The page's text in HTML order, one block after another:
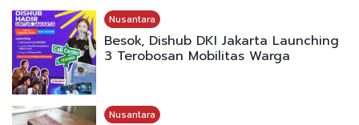
Nusantara
Besok, Dishub DKI Jakarta Launching
3 Terobosan Mobilitas Warga
Nusantara